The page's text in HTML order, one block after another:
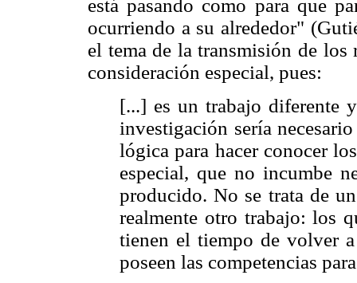
está pasando como para que
ocurriendo a su alrededor"
el tema de la transmisión de los
consideración especial, pues:
[...] es un trabajo diferente
investigación sería
lógica para hacer conocer
especial, que no incumbe
producido. No se trata de
realmente otro trabajo: los
tienen el tiempo de volver
poseen las competencias